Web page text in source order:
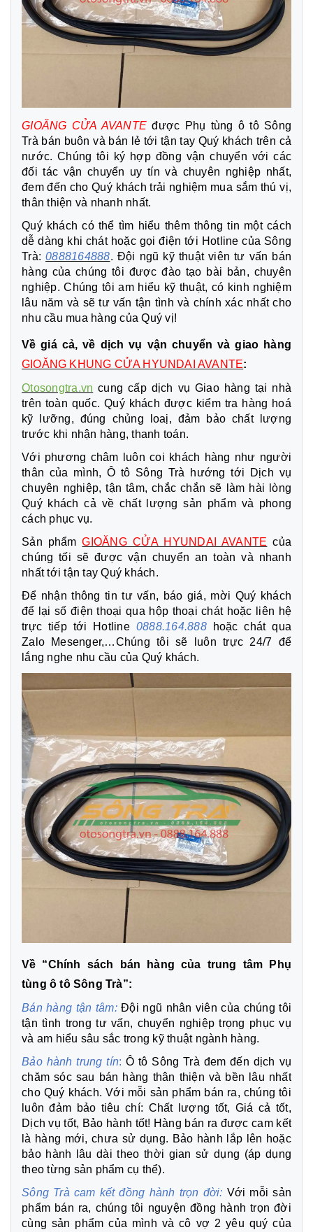
GIOĂNG CỬA AVANTE được Phụ tùng ô tô Sông
Trà bán buôn và bán lẻ tới tận tay Quý khách trên cả
nước. Chúng tôi ký hợp đồng vận chuyển với các
đối tác vận chuyển uy tín và chuyên nghiệp nhất,
đem đến cho Quý khách trải nghiệm mua sắm thú vị,
thân thiện và nhanh nhất.
Quý khách có thể tìm hiểu thêm thông tin một cách
dễ dàng khi chát hoặc gọi điện tới Hotline của Sông
Trà: 0888164888. Đội ngũ kỹ thuật viên tư vấn bán
hàng của chúng tôi được đào tạo bài bản, chuyên
nghiệp. Chúng tôi am hiểu kỹ thuật, có kinh nghiệm
lâu năm và sẽ tư vấn tận tình và chính xác nhất cho
nhu cầu mua hàng của Quý vị!
Về giá cả, về dịch vụ vận chuyển và giao hàng
GIOĂNG KHUNG CỬA HYUNDAI AVANTE:
Otosongtra.vn cung cấp dịch vụ Giao hàng tại nhà
trên toàn quốc. Quý khách được kiểm tra hàng hoá
kỹ lưỡng, đúng chủng loaị, đảm bảo chất lượng
trước khi nhận hàng, thanh toán.
Với phương châm luôn coi khách hàng như người
thân của mình, Ô tô Sông Trà hướng tới Dịch vụ
chuyên nghiệp, tận tâm, chắc chắn sẽ làm hài lòng
Quý khách cả về chất lượng sản phẩm và phong
cách phục vụ.
Sản phẩmGIOĂNG CỬA HYUNDAI AVANTE của
chúng tối sẽ được vận chuyển an toàn và nhanh
nhất tới tận tay Quý khách.
Để nhận thông tin tư vấn, báo giá, mời Quý khách
để lại số điện thoại qua hộp thoại chát hoặc liên hệ
trực tiếp tới Hotline 0888.164.888hoặc chát qua
Zalo Mesenger,…Chúng tôi sẽ luôn trực 24/7 để
lắng nghe nhu cầu của Quý khách.
Về “Chính sách bán hàng của trung tâm Phụ
tùng ô tô Sông Trà”:
Bán hàng tận tâm: Đội ngũ nhân viên của chúng tôi
tận tình trong tư vấn, chuyển nghiệp trọng phục vụ
và am hiểu sâu sắc trong kỹ thuật ngành hàng.
Bảo hành trung tín:Ô tô Sông Trà đem đến dịch vụ
chăm sóc sau bán hàng thân thiện và bền lâu nhất
cho Quý khách. Với mỗi sản phẩm bán ra, chúng tôi
luôn đảm bảo tiêu chí: Chất lượng tốt, Giá cả tốt,
Dịch vụ tốt, Bảo hành tốt! Hàng bán ra được cam kết
là hàng mới, chưa sử dụng. Bảo hành lắp lên hoặc
bảo hành lâu dài theo thời gian sử dụng (áp dụng
theo từng sản phẩm cụ thể).
Sông Trà cam kết đồng hành trọn đời: Với mỗi sản
phẩm bán ra, chúng tôi nguyện đồng hành trọn đời
cùng sản phẩm của mình và cô vợ 2 yêu quý của